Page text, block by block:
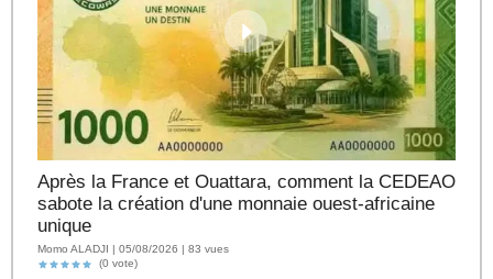
Après la France et Ouattara, comment la CEDEAO
sabote la création d'une monnaie ouest-africaine
unique
Momo ALADJI | 05/08/2026 | 83 vues
(0 vote)